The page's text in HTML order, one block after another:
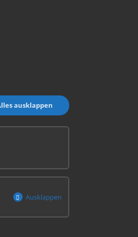
ausklappen
Ausklappen